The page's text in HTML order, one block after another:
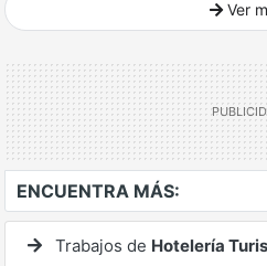
Ver
ENCUENTRA MÁS:
Trabajos de Hotelería